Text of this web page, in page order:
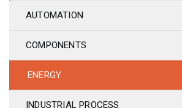
AUTOMATION
COMPONENTS
ENERGY
INDUSTRIAL PROCESS